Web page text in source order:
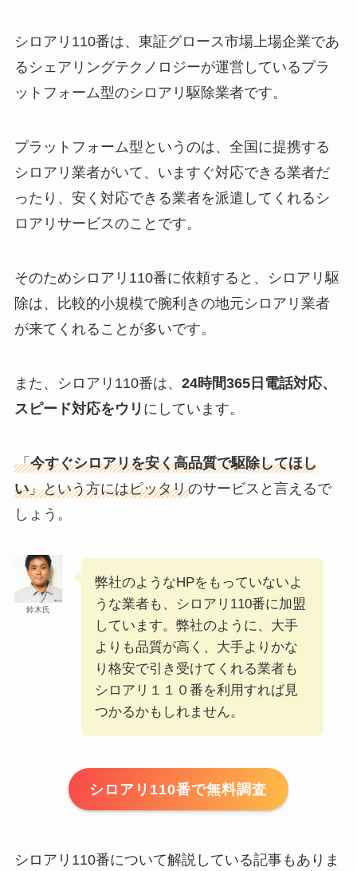
シロアリ110番は、東証グロース市場上場企業であ
るシェアリングテクノロジーが運営しているプラ
ットフォーム型のシロアリ駆除業者です。
プラットフォーム型というのは、全国に提携する
シロアリ業者がいて、いますぐ対応できる業者だ
ったり、安く対応できる業者を派遣してくれるシ
ロアリサービスのことです。
そのためシロアリ110番に依頼すると、シロアリ駆
除は、比較的小規模で腕利きの地元シロアリ業者
が来てくれることが多いです。
また、シロアリ110番は、 24時間365日電話対応、
スピード対応をウリ にしています。
「今すぐシロアリを安く高品質で駆除してほし
い」という方にはピッタリのサービスと言えるで
しょう。
鈴木氏
弊社のようなHPをもっていないよ
うな業者も、シロアリ110番に加盟
しています。弊社のように、大手
よりも品質が高く、大手よりかな
り格安で引き受けてくれる業者も
シロアリ１１０番を利用すれば見
つかるかもしれません。
シロアリ110番で無料調査
シロアリ110番について解説している記事もありま